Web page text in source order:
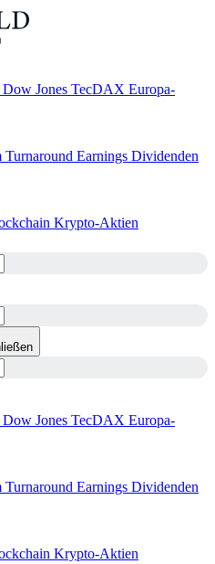
Dow Jones TecDAX Europa-
Turnaround Earnings Dividenden
Krypto-Aktien
Dow Jones TecDAX Europa-
Turnaround Earnings Dividenden
Krypto-Aktien